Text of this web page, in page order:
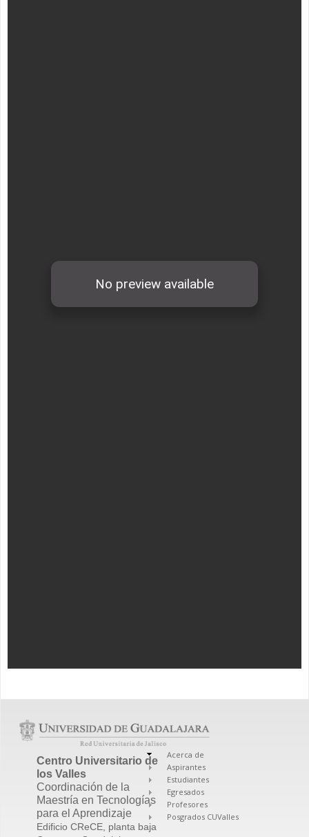
Centro Universitario de
los Valles
Coordinación de la
Maestría en Tecnologías
para el Aprendizaje
Edificio CReCE, planta baja
Acerca de
Aspirantes
Estudiantes
Egresados
Profesores
Posgrados CUValles